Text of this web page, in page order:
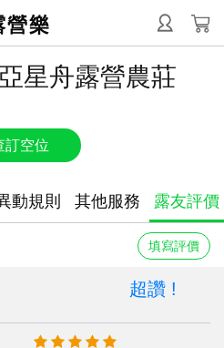
營樂
星舟露營農莊
訂空位
動規則 其他服務 露友評價
填寫評價
超讚 !